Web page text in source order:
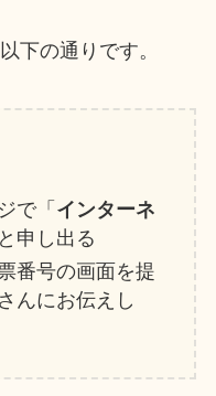
下の通りです。
で「 インターネ
申し出る
番号の画面を提
んにお伝えし